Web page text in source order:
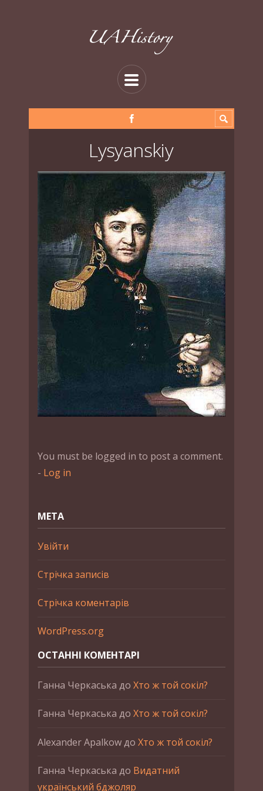
Lysyanskiy
You must be logged in to post a comment.
- Log in
МЕТА
Увійти
Стрічка записів
Стрічка коментарів
WordPress.org
ОСТАННІ КОМЕНТАРІ
Ганна Черкаська до Хто ж той сокіл?
Ганна Черкаська до Хто ж той сокіл?
Alexander Apalkowдо Хто ж той сокіл?
Ганна Черкаська до Видатний
український бджоляр